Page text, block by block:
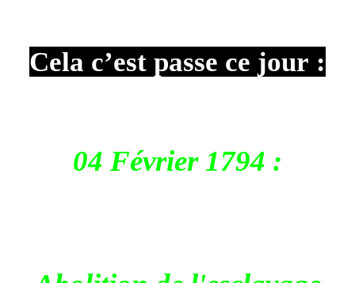
Cela c’est passe ce jour :
04 Février 1794 :